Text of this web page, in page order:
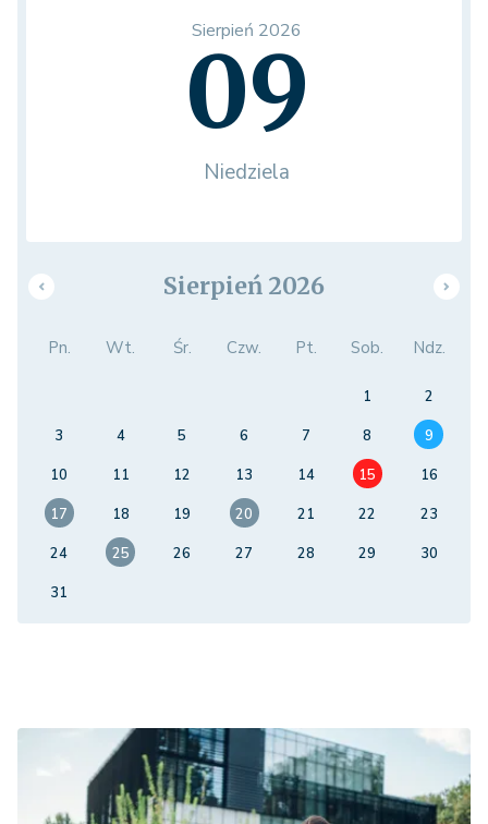
Sierpień 2026
09
Niedziela
Sierpień 2026
Pn. Wt. Śr. Czw. Pt. Sob. Ndz.
1
2
3
4 5 6 7 8
9
10
11 12 13 14 15
16
17
18 19 20 21 22
23
24
25 26 27 28 29
30
31